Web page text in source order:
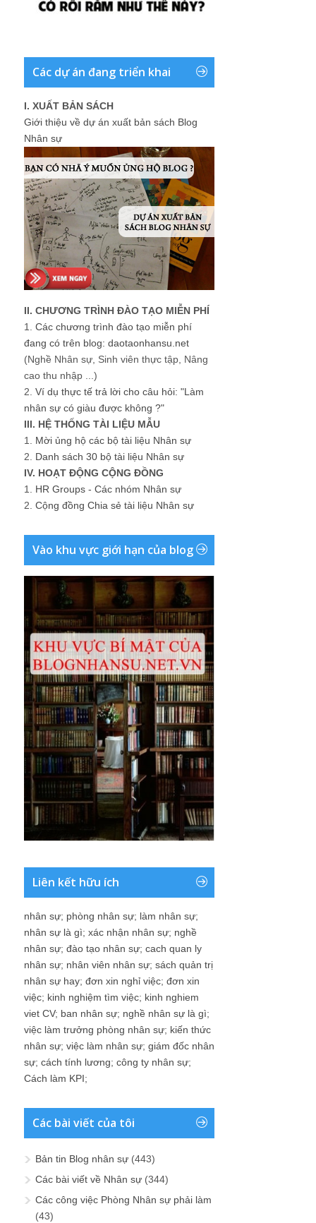
Các dự án đang triển khai
I. XUẤT BẢN SÁCH
Giới thiệu về dự án xuất bản sách Blog
Nhân sự
II. CHƯƠNG TRÌNH ĐÀO TẠO MIỄN PHÍ
1. Các chương trình đào tạo miễn phí
đang có trên blog: daotaonhansu.net
(Nghề Nhân sự, Sinh viên thực tập, Nâng
cao thu nhập ...)
2. Ví dụ thực tế trả lời cho câu hỏi: "Làm
nhân sự có giàu được không ?"
III. HỆ THỐNG TÀI LIỆU MẪU
1. Mời ủng hộ các bộ tài liệu Nhân sự
2. Danh sách 30 bộ tài liệu Nhân sự
IV. HOẠT ĐỘNG CỘNG ĐỒNG
1. HR Groups - Các nhóm Nhân sự
2. Cộng đồng Chia sẻ tài liệu Nhân sự
Vào khu vực giới hạn của blog
Liên kết hữu ích
nhân sự; phòng nhân sự; làm nhân sự;
nhân sự là gì; xác nhận nhân sự; nghề
nhân sự; đào tạo nhân sự; cach quan ly
nhân sự; nhân viên nhân sự; sách quản trị
nhân sự hay; đơn xin nghỉ việc; đơn xin
việc; kinh nghiệm tìm việc; kinh nghiem
viet CV; ban nhân sự; nghề nhân sự là gì;
việc làm trưởng phòng nhân sự; kiến thức
nhân sự; việc làm nhân sự; giám đốc nhân
sự; cách tính lương; công ty nhân sự;
Cách làm KPI;
Các bài viết của tôi
Bản tin Blog nhân sự (443)
Các bài viết về Nhân sự (344)
Các công việc Phòng Nhân sự phải làm
(43)